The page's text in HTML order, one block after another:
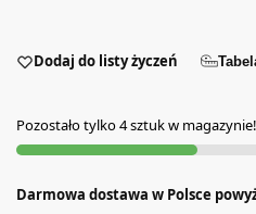
Dodaj do listy życzeń
Pozostało tylko 4 sztuk w magazynie!
Darmowa dostawa w Polsce